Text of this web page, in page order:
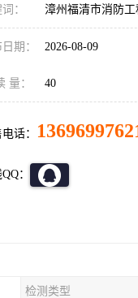
： 漳州福清市消防
期： 2026-08-09
量： 40
话：
：
检测类型